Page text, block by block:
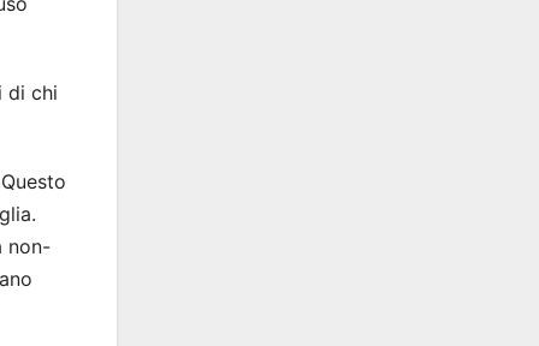
di chi
non-